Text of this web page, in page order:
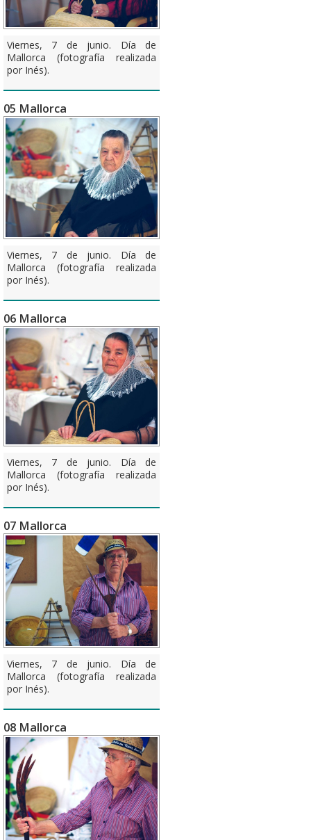
Viernes, 7 de junio. Día de
Mallorca (fotografía realizada
por Inés).
05 Mallorca
Viernes, 7 de junio. Día de
Mallorca (fotografía realizada
por Inés).
06 Mallorca
Viernes, 7 de junio. Día de
Mallorca (fotografía realizada
por Inés).
07 Mallorca
Viernes, 7 de junio. Día de
Mallorca (fotografía realizada
por Inés).
08 Mallorca